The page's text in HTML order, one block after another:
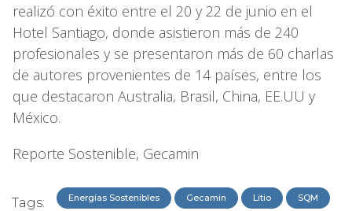
realizó con éxito entre el 20 y 22 de junio en el
Hotel Santiago, donde asistieron más de 240
profesionales y se presentaron más de 60 charlas
de autores provenientes de 14 países, entre los
que destacaron Australia, Brasil, China, EE.UU y
México.
Reporte Sostenible, Gecamin
Tags: Energías Sostenibles Gecamin Litio SQM